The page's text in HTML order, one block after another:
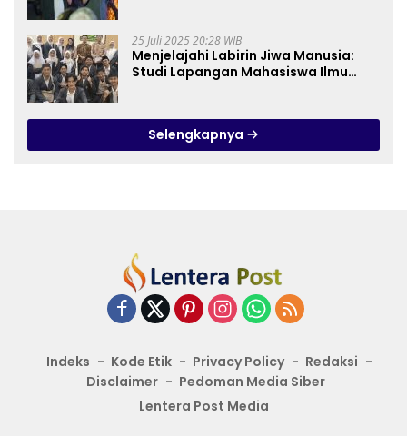
25 Juli 2025 20:28 WIB
Menjelajahi Labirin Jiwa Manusia:
Studi Lapangan Mahasiswa Ilmu
Selengkapnya
Indeks Kode Etik Privacy Policy
Redaksi
Disclaimer
Pedoman Media Siber
Lentera Post Media